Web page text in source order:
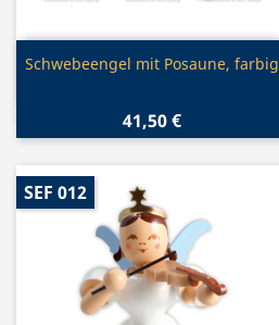
Vorschau
Schwebeengel mit Posaune, farbig
41,50 €
SEF 012